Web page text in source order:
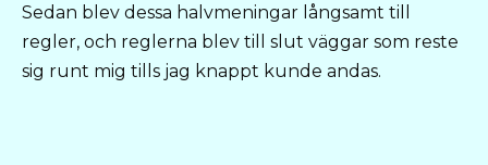
Sedan blev dessa halvmeningar långsamt till
regler, och reglerna blev till slut väggar som reste
sig runt mig tills jag knappt kunde andas.